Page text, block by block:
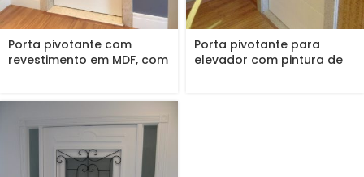
Porta pivotante com
revestimento em MDF, com
Porta pivotante para
elevador com pintura de